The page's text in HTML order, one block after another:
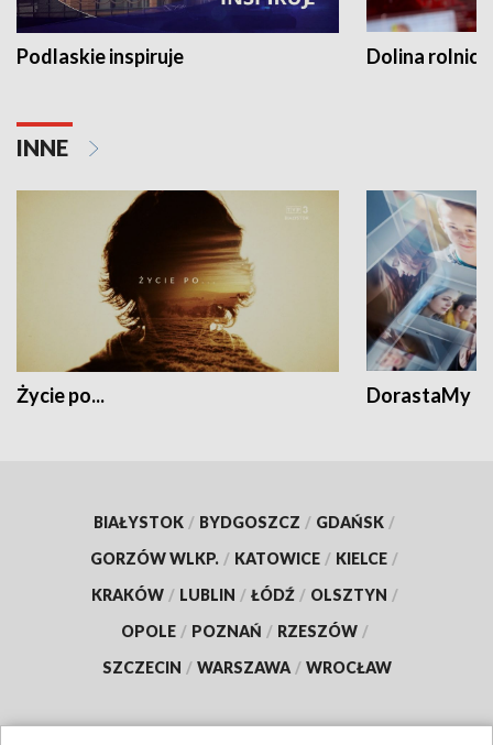
Podlaskie inspiruje Dolina
INNE
Życie po... DorastaMy
BIAŁYSTOK / BYDGOSZCZ / GDAŃSK /
GORZÓW WLKP. / KATOWICE / KIELCE /
KRAKÓW / LUBLIN / ŁÓDŹ / OLSZTYN /
OPOLE / POZNAŃ / RZESZÓW /
SZCZECIN / WARSZAWA / WROCŁAW